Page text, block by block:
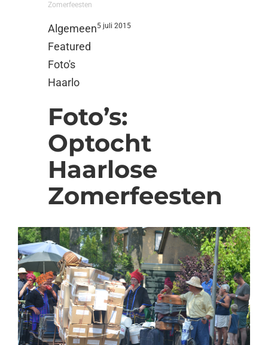
Zomerfeesten
Algemeen
Featured
Foto's
Haarlo
5 juli 2015
Foto’s:
Optocht
Haarlose
Zomerfeesten